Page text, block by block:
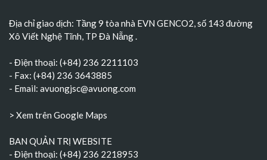
Địa chỉ giao dịch: Tầng 9 tòa nhà EVN GENCO2, số 143 đường
Xô Viết Nghệ Tĩnh, TP Đà Nẵng
- Điện thoại: (+84) 236 2211103
- Fax: (+84) 236 3643885
- Email: avuongjsc@avuong.com
> Xem trên Google Maps
BAN QUẢN TRỊ WEBSITE
- Điện thoại: (+84) 236 2218953